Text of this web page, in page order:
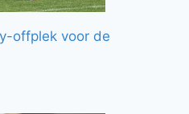
offplek voor de